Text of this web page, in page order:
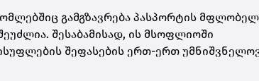
გამგზავრება პასპორტის
შესაბამისად, ის მსოფლიოში
შეფასების ერთ-ერთ